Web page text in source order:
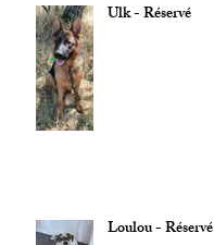
Ulk - Réservé
Loulou - Réservé